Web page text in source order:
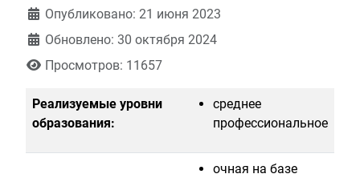
Информация о материале
Опубликовано: 21 июня 2023
Обновлено: 30 октября 2024
Просмотров: 11657
Реализуемые уровни
образования:
среднее
профессиональное
очная на базе